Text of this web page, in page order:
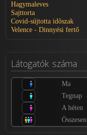
Hagymaleves
Sajttorta
Covid-sújtotta időszak
Velence - Dinnyési fertő
Látogatókszáma
Ma
Tegnap
A héten
Összesen